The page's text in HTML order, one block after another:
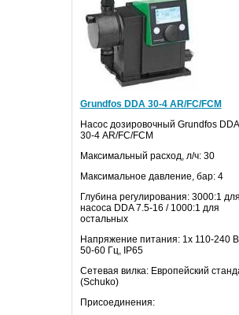
Grundfos DDA 30-4 AR/FC/FCM
Насос дозировочный Grundfos DDA
30-4 AR/FC/FCM
Максимальный расход, л/ч: 30
Максимальное давление, бар: 4
Глубина регулирования: 3000:1
насоса DDA 7.5-16 / 1000:1 для
остальных
Напряжение питания: 1х 110-240 В
50-60 Гц, IP65
Сетевая вилка: Европейский
(Schuko)
Присоединения: